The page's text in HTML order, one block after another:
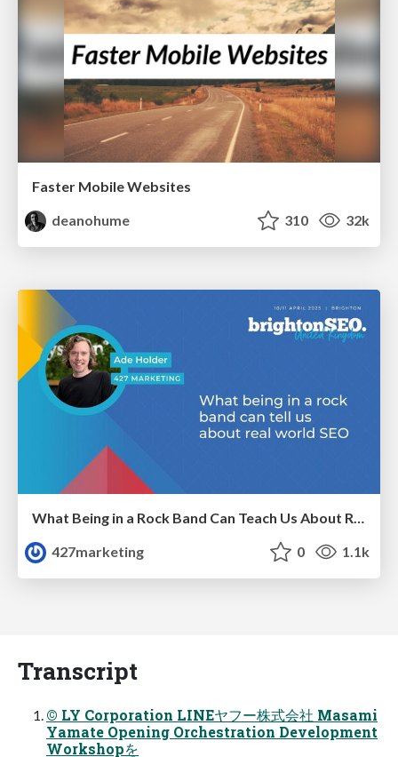
Faster Mobile Websites
deanohume
310 32k
427marketing
0 1.1k
Transcript
© LY Corporation LINEヤフー株式会社 Masami
Yamate Opening Orchestration Development
Workshopを